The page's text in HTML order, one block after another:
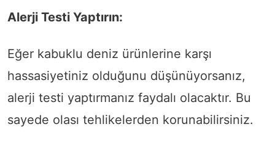
Alerji Testi Yaptırın:
Eğer kabuklu deniz ürünlerine karşı
hassasiyetiniz olduğunu düşünüyorsanız,
alerji testi yaptırmanız faydalı olacaktır. Bu
sayede olası tehlikelerden korunabilirsiniz.